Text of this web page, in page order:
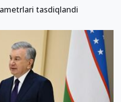
tasdiqlandi